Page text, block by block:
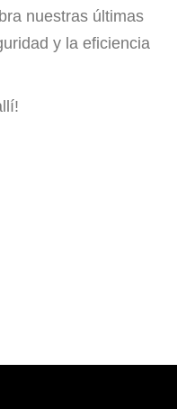
nuestras últimas
y la eficiencia